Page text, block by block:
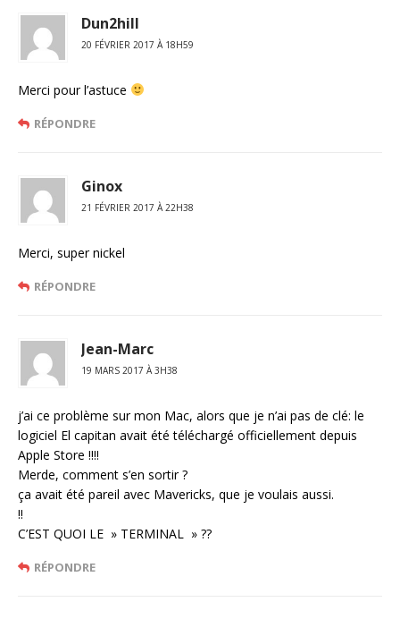
Dun2hill
20 FÉVRIER 2017 À 18H59
Merci pour l’astuce
RÉPONDRE
Ginox
21 FÉVRIER 2017 À 22H38
Merci, super nickel
RÉPONDRE
Jean-Marc
19 MARS 2017 À 3H38
j’ai ce problème sur mon Mac, alors que je n’ai pas de clé: le
logiciel El capitan avait été téléchargé officiellement depuis
Apple Store !!!!
Merde, comment s’en sortir ?
ça avait été pareil avec Mavericks, que je voulais aussi.
!!
C’EST QUOI LE » TERMINAL » ??
RÉPONDRE